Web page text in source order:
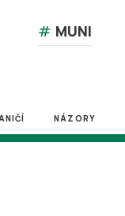
# MUNI
NÁZORY